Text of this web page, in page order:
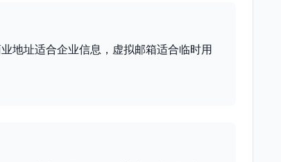
地址适合企业信息，虚拟邮箱适合临时用